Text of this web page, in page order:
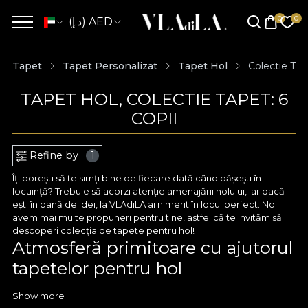
(د.إ) AED
Tapet Tapet Personalizat Tapet Hol Colectie
TAPET HOL, COLECTIE TAPET: 6
COPII
Refine by 1
Îți dorești să te simți bine de fiecare dată când pășești în
locuință? Trebuie să acorzi atenție amenajării holului, iar dacă
ești în pană de idei, la VLAdiLA ai nimerit în locul perfect. Noi
avem mai multe propuneri pentru tine, astfel că te invităm să
descoperi colecția de tapete pentru hol!
Atmosferă primitoare cu ajutorul
tapetelor pentru hol
Tapetul pentru hol este o cale excelentă spre un decor
Show more